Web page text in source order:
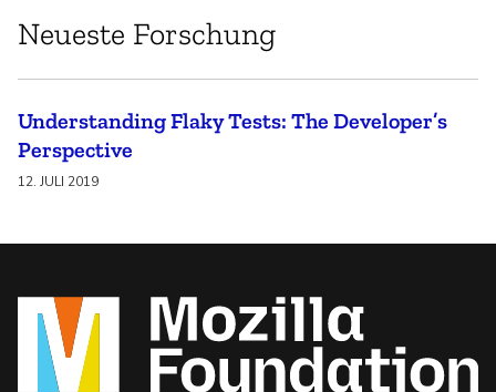
Neueste Forschung
Understanding Flaky Tests: The Developer’s
Perspective
12. JULI 2019